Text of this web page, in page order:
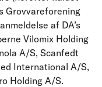
Grovvareforening
af DA’s
Vilomix Holding
A/S, Scanfedt
International A/S,
Holding A/S.